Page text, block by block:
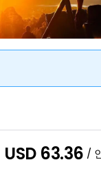
USD 63.36 /